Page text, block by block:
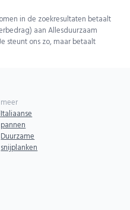
in de zoekresultaten betaalt
aan Allesduurzaam
steunt ons zo, maar betaalt
meer
Italiaanse
pannen
Duurzame
snijplanken